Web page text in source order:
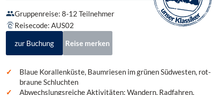
Gruppenreise: 8-12 Teilnehmer
Reisecode: AUS02
zur Buchung Reise merken
Blaue Korallenküste, Baumriesen im grünen Südwesten, rot-
braune Schluchten
Abwechslungsreiche Aktivitäten: Wandern, Radfahren,